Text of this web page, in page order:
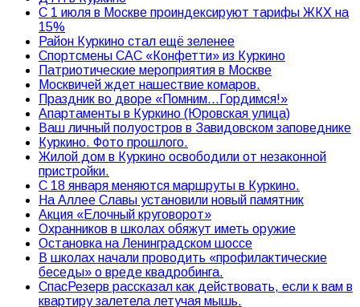
С 1 июля в Москве проиндексируют тарифы ЖКХ на
15%
Район Куркино стал ещё зеленее
Спортсмены САС «Конфетти» из Куркино
Патриотические мероприятия в Москве
Москвичей ждет нашествие комаров.
Праздник во дворе «Помним…Гордимся!»
Апартаменты в Куркино (Юровская улица)
Ваш личный полуостров в Завидовском заповеднике
Куркино. Фото прошлого.
Жилой дом в Куркино освободили от незаконной
пристройки.
С 18 января меняются маршруты в Куркино.
На Аллее Славы установили новый памятник
Акция «Елочный круговорот»
Охранников в школах обяжут иметь оружие
Остановка на Ленинградском шоссе
В школах начали проводить «профилактические
беседы» о вреде квадробинга.
СпасРезерв рассказал как действовать, если к вам в
квартиру залетела летучая мышь.